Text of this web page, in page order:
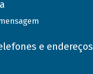
e endereços